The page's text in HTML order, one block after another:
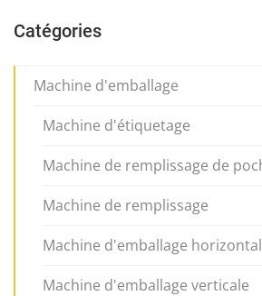
Catégories
Machine d'emballage
Machine d'étiquetage
Machine de remplissage de
Machine de remplissage
Machine d'emballage
Machine d'emballage verticale